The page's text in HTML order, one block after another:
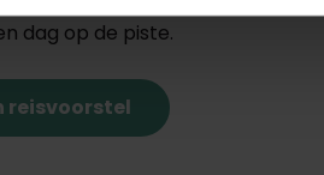
dag op de piste.
reisvoorstel